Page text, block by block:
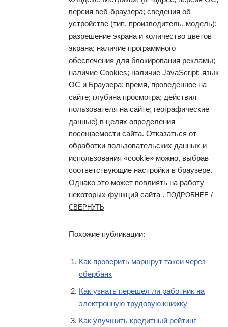
версия веб-браузера; сведения об
устройстве (тип, производитель, модель);
разрешение экрана и количество цветов
экрана; наличие программного
обеспечения для блокирования рекламы;
наличие Cookies; наличие JavaScript; язык
ОС и Браузера; время, проведенное на
сайте; глубина просмотра; действия
пользователя на сайте; географические
данные) в целях определения
посещаемости сайта. Отказаться от
обработки пользовательских данных и
использования «cookie» можно, выбрав
соответствующие настройки в браузере.
Однако это может повлиять на работу
некоторых функций сайта .
ПОДРОБНЕЕ /
СВЕРНУТЬ
Похожие публикации:
Как проверить маршрут такси через
сбербанк
Как узнать перешел ли работник на
электронную трудовую книжку
Как улучшить кредитный рейтинг